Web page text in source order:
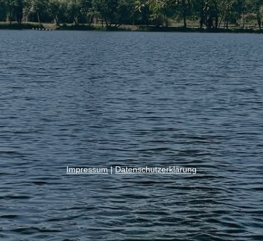
Impressum|Datenschutzerklärung